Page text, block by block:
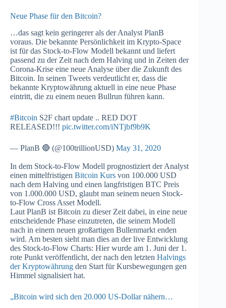
Neue Phase für den Bitcoin?
…das sagt kein geringerer als der Analyst PlanB
voraus. Die bekannte Persönlichkeit im Krypto-Space
ist für das Stock-to-Flow Modell bekannt und liefert
passend zu der Zeit nach dem Halving und in Zeiten der
Corona-Krise eine neue Analyse über die Zukunft des
Bitcoin. In seinen Tweets verdeutlicht er, dass die
bekannte Kryptowährung aktuell in eine neue Phase
eintritt, die zu einem neuen Bullrun führen kann.
#Bitcoin S2F chart update .. RED DOT
RELEASED!!! pic.twitter.com/iNTjbf9b9K
— PlanB 🔴 (@100trillionUSD) May 31, 2020
In dem Stock-to-Flow Modell prognostiziert der Analyst
einen mittelfristigen Bitcoin Kurs von 100.000 USD
nach dem Halving und einen langfristigen BTC Preis
von 1.000.000 USD, glaubt man seinem neuen Stock-
to-Flow Cross Asset Modell.
Laut PlanB ist Bitcoin zu dieser Zeit dabei, in eine neue
entscheidende Phase einzutreten, die seinem Modell
nach in einem neuen großartigen Bullenmarkt enden
wird. Am besten sieht man dies an der live Entwicklung
des Stock-to-Flow Charts: Hier wurde am 1. Juni der 1.
rote Punkt veröffentlicht, der nach den letzten Halvings
der Kryptowährung den Start für Kursbewegungen gen
Himmel signalisiert hat.
„Bitcoin wird sich den 20.000 US-Dollar nähern…